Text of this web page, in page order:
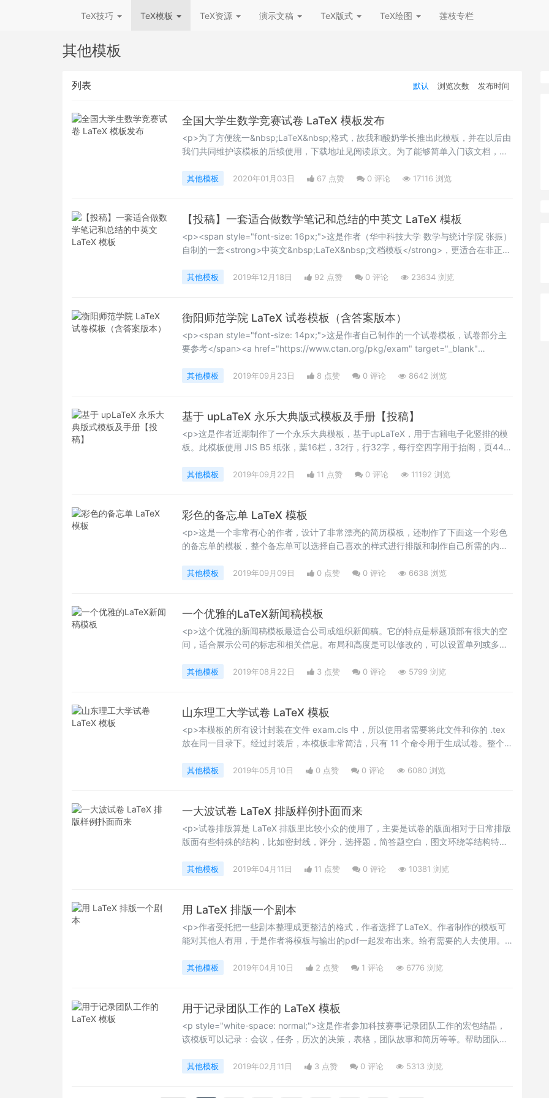
TeX技巧 TeX模板 TeX资源 演示文稿 TeX版式 TeX绘图 莲枝专栏
其他模板
列表 默认 浏览次数 发布时间
全国大学生数学竞赛试卷 LaTeX 模板发布
<p>为了方便统一&nbsp;LaTeX&nbsp;格式，故我和酸奶学长推出此模板，并在以后由
我们共同维护该模板的后续使用，下载地址见阅读原文。为了能够简单入门该文档，请
中，这样更新模板是只需替换旧的 cmcthesis.cls&nbsp;文件即可。自己的
其他模板 2020年01月03日 67 点赞 0 评论 17116 浏览
【投稿】一套适合做数学笔记和总结的中英文 LaTeX 模板
<p><span style="font-size: 16px;">这是作者（华中科技大学 数学与统计学院 张振）
自制的一套<strong>中英文&nbsp;LaTeX&nbsp;文档模板</strong>，更适合在非正式
Happy LaTeXing！</span></p>
其他模板 2019年12月18日 92 点赞 0 评论 23634 浏览
衡阳师范学院 LaTeX 试卷模板（含答案版本）
<p><span style="font-size: 14px;">这是作者自己制作的一个试卷模板，试卷部分主
要参考</span><a href="https://www.ctan.org/pkg/exam" target="_blank"
<span style="font-size: 14px;">，评分标准参考自<a href="https://ctan.org/pkg/
其他模板 2019年09月23日 8 点赞 0 评论 8642 浏览
基于 upLaTeX 永乐大典版式模板及手册【投稿】
<p>这是作者近期制作了一个永乐大典模板，基于upLaTeX，用于古籍电子化竖排的模
板。此模板使用 JIS B5 纸张，葉16栏，32行，行32字，每行空四字用于抬阁，页448
其他模板 2019年09月22日 11 点赞 0 评论 11192 浏览
彩色的备忘单 LaTeX 模板
<p>这是一个非常有心的作者，设计了非常漂亮的简历模板，还制作了下面这一个彩色
的备忘单的模板，整个备忘单可以选择自己喜欢的样式进行排版和制作自己所需的内
href="https://latex-ninja.com/2019/07/15/cheat-sheets-and-study-summaries/"
其他模板 2019年09月09日 0 点赞 0 评论 6638 浏览
一个优雅的LaTeX新闻稿模板
<p>这个优雅的新闻稿模板最适合公司或组织新闻稿。它的特点是标题顶部有很大的空
间，适合展示公司的标志和相关信息。布局和高度是可以修改的，可以设置单列或多列
的每个条目同样链接回目录。模板提供了表格、文本图和项目符号/编号列表的示例，这
其他模板 2019年08月22日 3 点赞 0 评论 5799 浏览
山东理工大学试卷 LaTeX 模板
<p>本模板的所有设计封装在文件 exam.cls 中，所以使用者需要将此文件和你的 .tex
放在同一目录下。经过封装后，本模板非常简洁，只有 11 个命令用于生成试卷。整个试
Happy&nbsp; LaTeXing！~</p>
其他模板 2019年05月10日 0 点赞 0 评论 6080 浏览
一大波试卷 LaTeX 排版样例扑面而来
<p>试卷排版算是 LaTeX 排版里比较小众的使用了，主要是试卷的版面相对于日常排版
版面有些特殊的结构，比如密封线，评分，选择题，简答题空白，图文环绕等结构特
一亮了。有需要的用户可以下载试用下。Happy LaTeXing！~</p>
其他模板 2019年04月11日 11 点赞 0 评论 10381 浏览
用 LaTeX 排版一个剧本
<p>作者受托把一些剧本整理成更整洁的格式，作者选择了LaTeX。作者制作的模板可
能对其他人有用，于是作者将模板与输出的pdf一起发布出来。给有需要的人去使用。
其他模板 2019年04月10日 2 点赞 1 评论 6776 浏览
用于记录团队工作的 LaTeX 模板
<p style="white-space: normal;">这是作者参加科技赛事记录团队工作的宏包结晶，
该模板可以记录：会议，任务，历次的决策，表格，团队故事和简历等等。帮助团队把
场景需要用到这样的模板，这是一个非常不错的选择。有兴趣的用户可以下载试用下。
其他模板 2019年02月11日 3 点赞 0 评论 5313 浏览